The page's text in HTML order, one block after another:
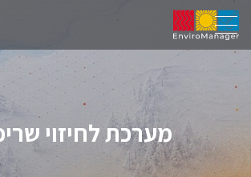
מערכת לחיזוי